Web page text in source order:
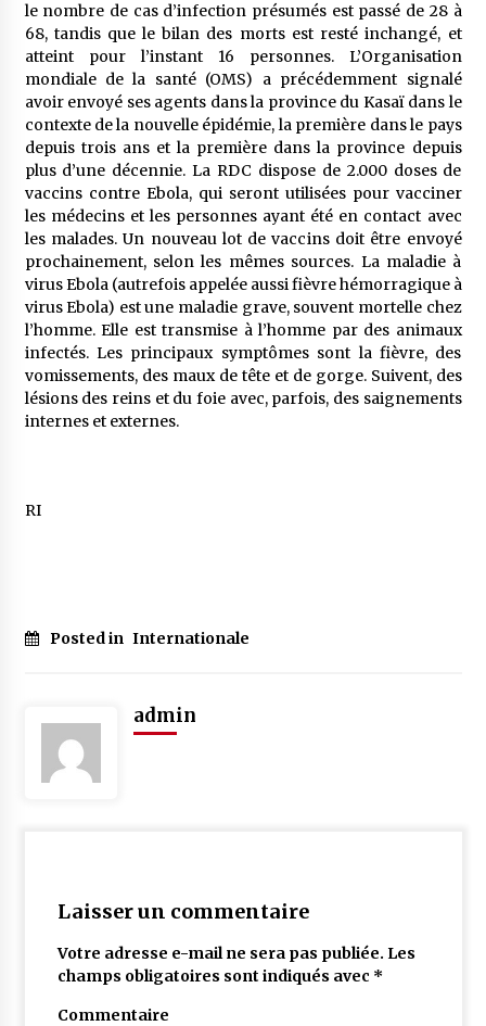
Rencontre nocturne dans le désert (Un conte
touareg)
5 ans ago
Un conte targui/ Quand la tête est vide
5 ans ago
Tradition orale/ D’où viennent les contes et à
5 ans ago
le nombre de cas d’infection présumés est passé de 28 à
68, tandis que le bilan des morts est resté inchangé, et
atteint pour l’instant 16 personnes. L’Organisation
mondiale de la santé (OMS) a précédemment signalé
avoir envoyé ses agents dans la province du Kasaï dans le
contexte de la nouvelle épidémie, la première dans le pays
depuis trois ans et la première dans la province depuis
plus d’une décennie. La RDC dispose de 2.000 doses de
vaccins contre Ebola, qui seront utilisées pour vacciner
les médecins et les personnes ayant été en contact avec
les malades. Un nouveau lot de vaccins doit être envoyé
prochainement, selon les mêmes sources. La maladie à
virus Ebola (autrefois appelée aussi fièvre hémorragique à
virus Ebola) est une maladie grave, souvent mortelle chez
l’homme. Elle est transmise à l’homme par des animaux
infectés. Les principaux symptômes sont la fièvre, des
vomissements, des maux de tête et de gorge. Suivent, des
lésions des reins et du foie avec, parfois, des saignements
internes et externes.
RI
Posted in Internationale
admin
Laisser un commentaire
Votre adresse e-mail ne sera pas publiée. Les
champs obligatoires sont indiqués avec *
Commentaire